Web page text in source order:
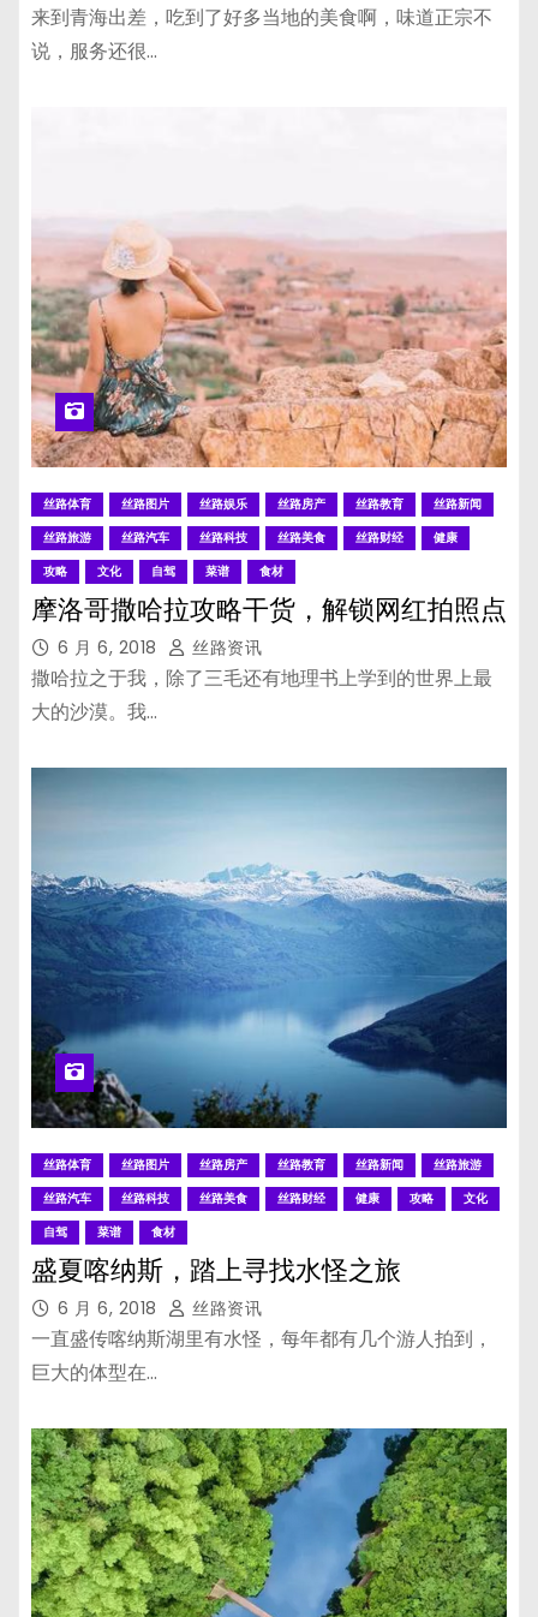
来到青海出差，吃到了好多当地的美食啊，味道正宗不
说，服务还很…
丝路体育 丝路图片 丝路娱乐 丝路房产 丝路教育
丝路新闻
丝路旅游
丝路汽车 丝路科技 丝路美食 丝路财经
健康
攻略
文化 自驾 菜谱 食材
摩洛哥撒哈拉攻略干货，解锁网红拍照点
6 月 6, 2018 丝路资讯
撒哈拉之于我，除了三毛还有地理书上学到的世界上最
大的沙漠。我…
丝路体育 丝路图片 丝路房产 丝路教育 丝路新闻
丝路旅游
丝路汽车
丝路科技 丝路美食 丝路财经 健康 攻略
文化
自驾
菜谱 食材
盛夏喀纳斯，踏上寻找水怪之旅
6 月 6, 2018 丝路资讯
一直盛传喀纳斯湖里有水怪，每年都有几个游人拍到，
巨大的体型在…